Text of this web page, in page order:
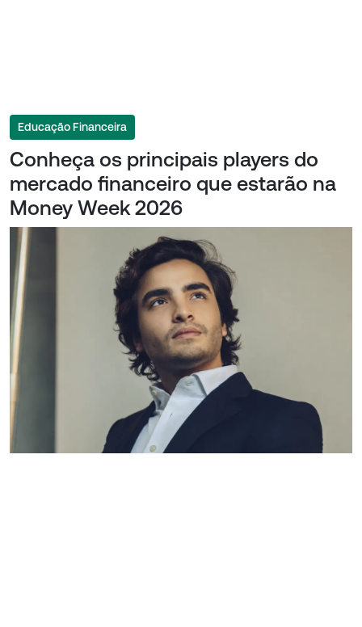
Educação Financeira
Conheça os principais players do
mercado financeiro que estarão na
Money Week 2026